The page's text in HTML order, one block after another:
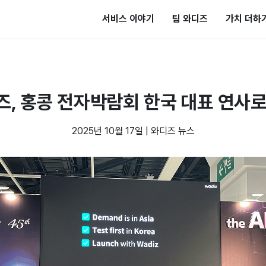
서비스 이야기 팀 와디즈 가치 더하
, 홍콩 전자박람회 한국 대표 연사
2025년 10월 17일 와디즈 뉴스